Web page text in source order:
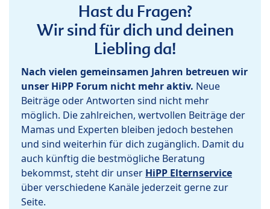
Hast du Fragen?
Wir sind für dich und deinen
Liebling da!
Nach vielen gemeinsamen Jahren betreuen wir
unser HiPP Forum nicht mehr aktiv. Neue
Beiträge oder Antworten sind nicht mehr
möglich. Die zahlreichen, wertvollen Beiträge der
Mamas und Experten bleiben jedoch bestehen
und sind weiterhin für dich zugänglich. Damit du
auch künftig die bestmögliche Beratung
bekommst, steht dir unser HiPP Elternservice
über verschiedene Kanäle jederzeit gerne zur
Seite.